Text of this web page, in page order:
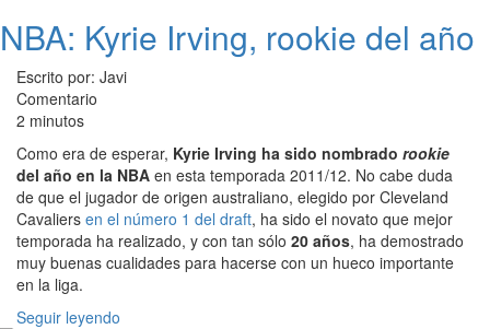
NBA: Kyrie Irving, rookie del año
Escrito por: Javi
Comentario
2 minutos
Como era de esperar, Kyrie Irving ha sido nombrado rookie
del año en la NBA en esta temporada 2011/12. No cabe duda
de que el jugador de origen australiano, elegido por Cleveland
Cavaliers en el número 1 del draft, ha sido el novato que mejor
temporada ha realizado, y con tan sólo 20 años, ha demostrado
muy buenas cualidades para hacerse con un hueco importante
en la liga.
Seguir leyendo